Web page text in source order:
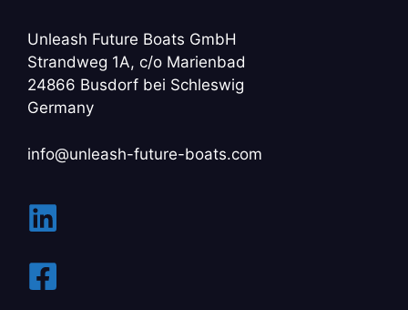
Unleash Future Boats GmbH
Strandweg 1A, c/o Marienbad
24866 Busdorf bei Schleswig
Germany
info@unleash-future-boats.com